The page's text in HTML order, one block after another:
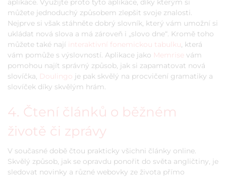
aplikace. Využijte proto tyto aplikace, díky kterým si
můžete jednoduchý způsobem zlepšit svoje znalosti.
Nejprve si však stáhněte dobrý slovník, který vám umožní si
ukládat nová slova a má zároveň i „slovo dne“. Kromě toho
můžete také nají
interaktivní fonemickou tabulku, která
vám pomůže s výslovností. Aplikace jako Memrise vám
pomohou najít správný způsob, jak si zapamatovat nová
slovíčka, Doulingo je pak skvělý na procvičení gramatiky a
slovíček díky skvělým hrám.
4. Čtení článků o běžném
životě či zprávy
V současné době čtou prakticky všichni články online.
Skvělý způsob, jak se opravdu ponořit do světa angličtiny, je
sledovat novinky a různé webovky ze života přímo